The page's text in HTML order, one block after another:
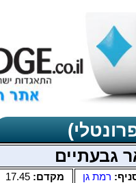
גבעתיים
רמת גן מקדם: 17.45